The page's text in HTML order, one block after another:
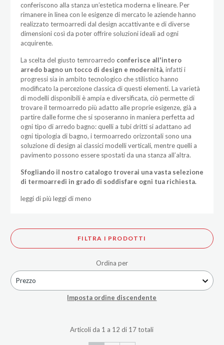
conferiscono alla stanza un’estetica moderna e lineare. Per
rimanere in linea con le esigenze di mercato le aziende hanno
realizzato termoarredi dal design accattivante e di diverse
dimensioni così da poter offrire soluzioni ideali ad ogni
acquirente.
La scelta del giusto temroarredo conferisce all'intero
arredo bagnoun tocco di design e modernità, infatti i
progressi sia in ambito tecnologico che stilistico hanno
modificato la percezione classica di questi elementi. La varietà
di modelli disponibili è ampia e diversificata, ciò permette di
trovare il termoarredo più adatto alle proprie esigenze, già a
partire dalle forme che si sposeranno in maniera perfetta ad
ogni tipo di arredo bagno: quelli a tubi dritti si adattano ad
ogni tipologia di bagno, i termoarredo orizzontali sono una
soluzione di design ai classici modelli verticali, mentre quelli a
pavimento possono essere spostati da una stanza all’altra.
Sfogliando il nostro catalogo troverai una vasta selezione
di termoarredi in grado di soddisfare ogni tua richiesta.
leggi di più leggi di meno
FILTRA I PRODOTTI
Ordina per
Prezzo
Imposta ordine discendente
Articoli da 1 a 12 di 17 totali